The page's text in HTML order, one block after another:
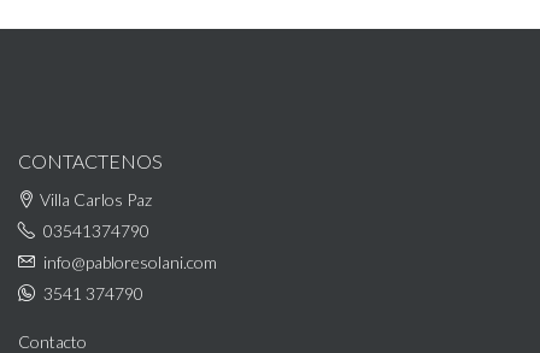
CONTACTENOS
Villa Carlos Paz
03541374790
info@pabloresolani.com
3541 374790
Contacto